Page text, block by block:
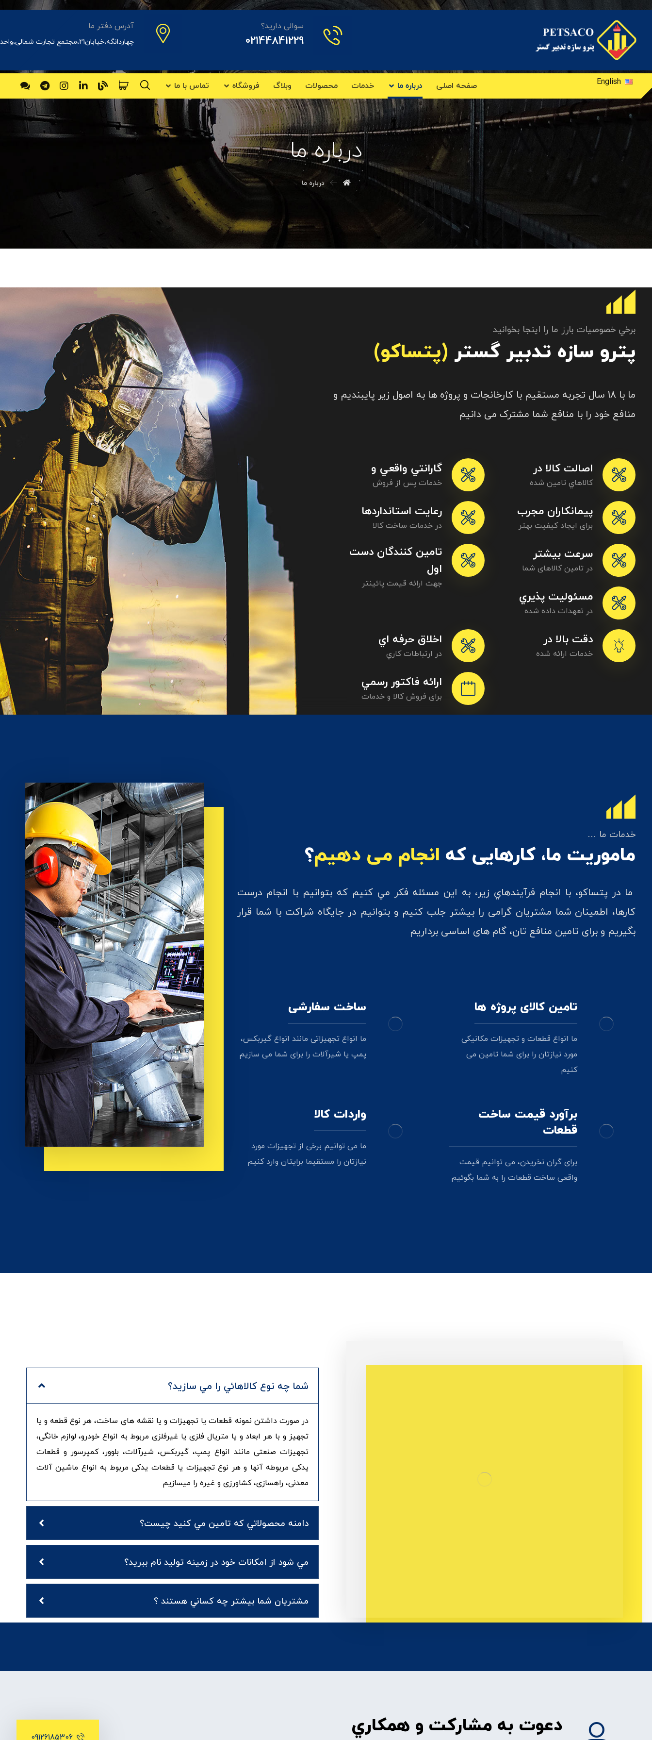
سوالی دارید؟
02144841229
آدرس دفتر ما
چهاردانگه،خیابان21،مجتمع تجارت شمالی،واحد31اداری
English صفحه اصلی درباره ما خدمات محصولات وبلاگ فروشگاه تماس با ما
درباره ما
درباره ما
برخي خصوصيات بارز ما را اينجا بخوانيد
پترو سازه تدبير گستر (پتساکو)
ما با 18 سال تجربه مستقیم با کارخانجات و پروژه ها به اصول زیر پایبندیم و
منافع خود را با منافع شما مشترک می دانیم
گارانتي واقعي و
خدمات پس از فروش
اصالت کالا در
کالاهاي تامين شده
رعايت استانداردها
در خدمات ساخت کالا
پيمانکاران مجرب
برای ایجاد کیفیت بهتر
تامين کنندگان دست
اول
جهت ارائه قیمت پائینتر
سرعت بیشتر
در تامین کالاهای شما
مسئوليت پذيري
در تعهدات داده شده
اخلاق حرفه اي
در ارتباطات کاري
دقت بالا در
خدمات ارائه شده
ارائه فاکتور رسمي
برای فروش کالا و خدمات
خدمات ما …
ماموریت ما، کارهایی که انجام می دهیم؟
ما در پتساکو، با انجام فرآيندهاي زير، به اين مسئله فکر مي کنيم که بتوانيم با انجام درست
کارها، اطمينان شما مشتريان گرامی را بیشتر جلب کنيم و بتوانيم در جايگاه شراکت با شما قرار
بگيريم و برای تامین منافع تان، گام های اساسی برداریم
تامین کالای پروژه ها
ما انواع قطعات و تجهیزات مکانیکی
مورد نیازتان را برای شما تامین می
کنیم
ساخت سفارشی
ما انواع تجهیزاتی مانند انواع گیربکس،
پمپ یا شیرآلات را برای شما می سازیم
برآورد قیمت ساخت
قطعات
برای گران نخریدن، می توانیم قیمت
واقعی ساخت قطعات را به شما بگوئیم
واردات کالا
ما می توانیم برخی از تجهیزات مورد
نیازتان را مستقیما برایتان وارد کنیم
شما چه نوع کالاهائي را مي سازيد؟
در صورت داشتن نمونه قطعات یا تجهیزات و یا نقشه های ساخت، هر نوع قطعه و یا
تجهیز و با هر ابعاد و یا متریال فلزی یا غیرفلزی مربوط به انواع خودرو، لوازم خانگی،
تجهیزات صنعتی مانند انواع پمپ، گیربکس، شیرآلات، بلوور، کمپرسور و قطعات
یدکی مربوطه آنها و هر نوع تجهیزات یا قطعات یدکی مربوط به انواع ماشین آلات
معدنی، راهسازی، کشاورزی و غیره را میسازیم
دامنه محصولاتي که تامين مي کنيد چيست؟
مي شود از امکانات خود در زمينه توليد نام ببريد؟
مشتريان شما بيشتر چه کساني هستند ؟
دعوت به مشارکت و همکاري 09126185306